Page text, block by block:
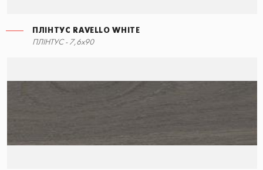
ПЛІНТУС RAVELLO WHITE
ПЛІНТУС - 7,6x90
СХОДИНКА КУТОВА ПРАВА
15x34,5
ПЛІНТУС RAVELLO WHITE
7,6x90